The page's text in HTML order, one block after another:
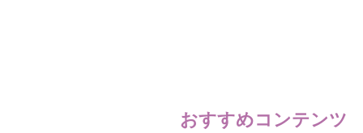
おすすめコンテンツ